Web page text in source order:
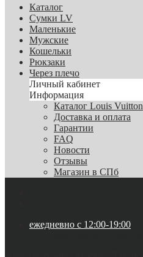
Каталог
Сумки LV
Маленькие
Мужские
Кошельки
Рюкзаки
Через плечо
Личный кабинет
Информация
Каталог Louis Vuitton
Доставка и оплата
Гарантии
FAQ
Новости
Отзывы
Магазин в СПб
ежедневно с 12:00-19:00